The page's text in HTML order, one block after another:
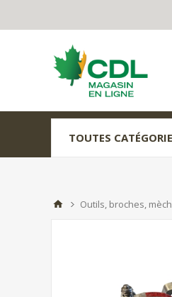
TOUTES
Outils, broches,